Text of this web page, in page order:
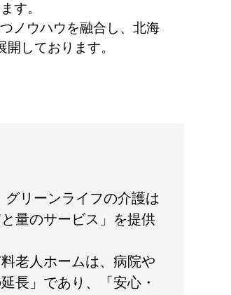
す。
ノウハウを融合し、北海
しております。
リーンライフの介護は
量のサービス」を提供
老人ホームは、病院や
長」であり、「安心・